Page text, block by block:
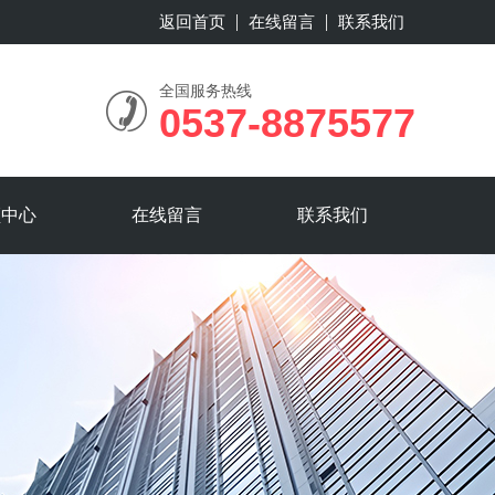
返回首页 在线留言 联系我们
全国服务热线
0537-8875577
心 在线留言 联系我们